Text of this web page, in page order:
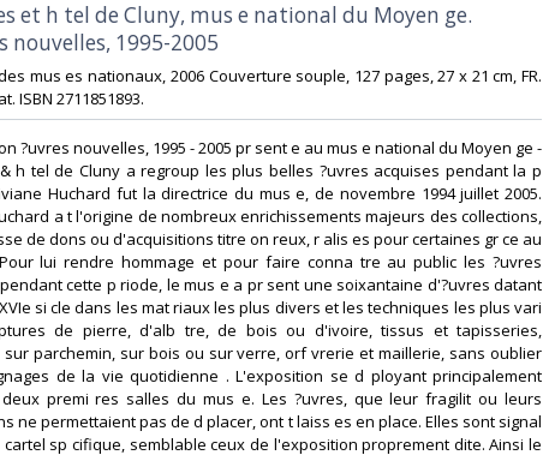
et h tel de Cluny, mus e national du Moyen ge.
nouvelles, 1995-2005‎
mus es nationaux, 2006 Couverture souple, 127 pages, 27 x 21 cm, FR.
ISBN 2711851893.‎
?uvres nouvelles, 1995 - 2005 pr sent e au mus e national du Moyen ge -
h tel de Cluny a regroup les plus belles ?uvres acquises pendant la p
Huchard fut la directrice du mus e, de novembre 1994 juillet 2005.
a t l'origine de nombreux enrichissements majeurs des collections,
de dons ou d'acquisitions titre on reux, r alis es pour certaines gr ce au
lui rendre hommage et pour faire conna tre au public les ?uvres
cette p riode, le mus e a pr sent une soixantaine d'?uvres datant
si cle dans les mat riaux les plus divers et les techniques les plus vari
de pierre, d'alb tre, de bois ou d'ivoire, tissus et tapisseries,
parchemin, sur bois ou sur verre, orf vrerie et maillerie, sans oublier
de la vie quotidienne . L'exposition se d ployant principalement
premi res salles du mus e. Les ?uvres, que leur fragilit ou leurs
ne permettaient pas de d placer, ont t laiss es en place. Elles sont signal
sp cifique, semblable ceux de l'exposition proprement dite. Ainsi le